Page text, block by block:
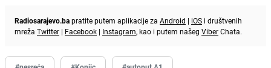
Radiosarajevo.bapratite putem aplikacije za Android | iOS i društvenih
mreža Twitter | Facebook | Instagram, kao i putem našeg ViberChata.